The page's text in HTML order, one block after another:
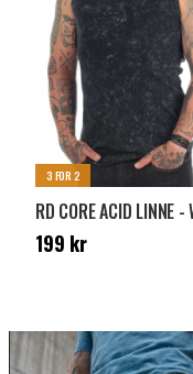
3 FOR 2
Pris :199 kr
199 kr